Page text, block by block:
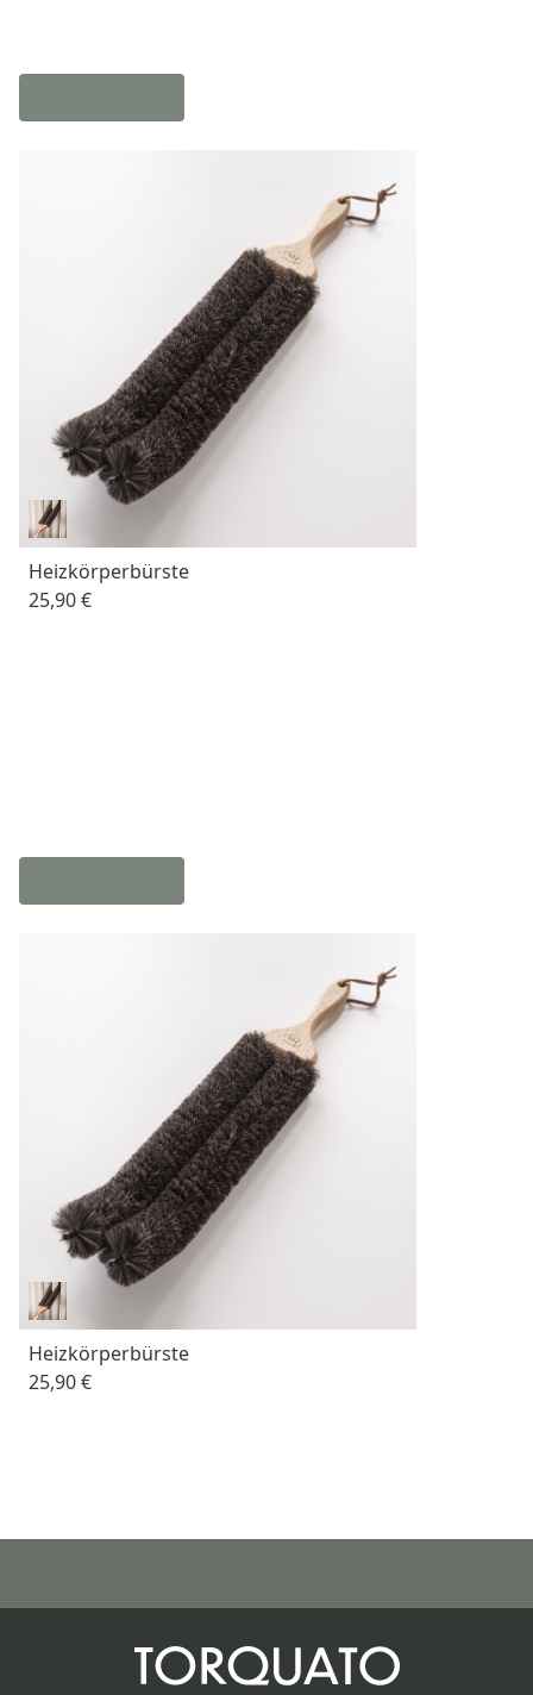
Heizkörperbürste
25,90 €
Heizkörperbürste
25,90 €